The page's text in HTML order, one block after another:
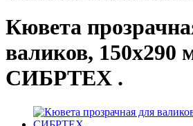
Кювета
валиков, 150х290
СИБРТЕХ .